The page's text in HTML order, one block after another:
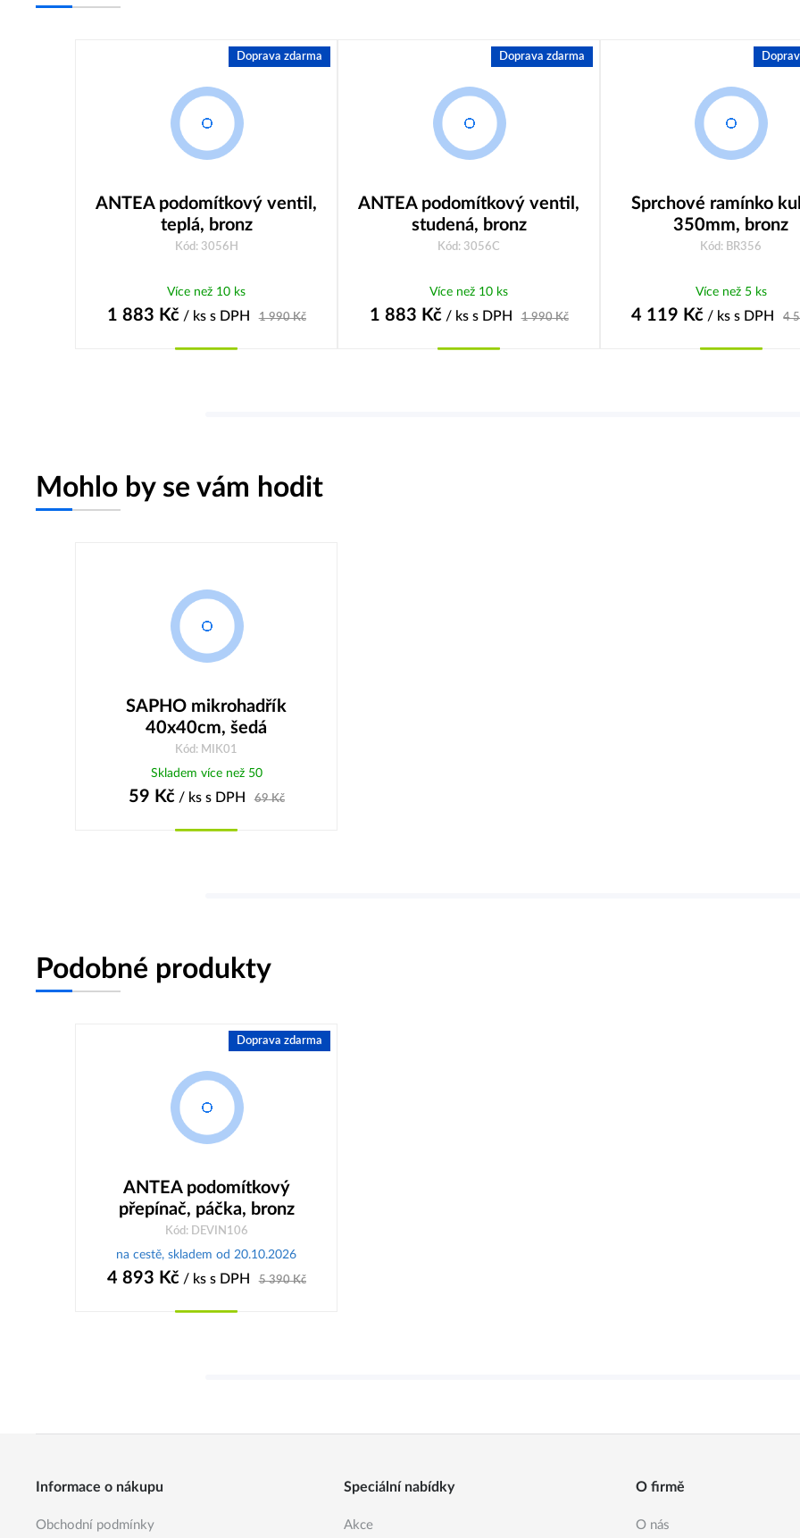
Doprava zdarma
ANTEA podomítkový ventil,
teplá, bronz
Kód: 3056H
Více než 10 ks
1 883 Kč/ ks s DPH 1 990Kč
Doprava zdarma
ANTEA podomítkový ventil,
studená, bronz
Kód: 3056C
Více než 10 ks
1 883 Kč/ ks s DPH 1 990Kč
Sprchové ramínko
350mm, bronz
Kód: BR356
Více než 5 ks
4 119 Kč / kss DPH 4
Mohlo by se vám hodit
SAPHO mikrohadřík
40x40cm, šedá
Kód: MIK01
Skladem více než 50
59 Kč/ ks s DPH 69Kč
Podobné produkty
Doprava zdarma
ANTEA podomítkový
přepínač, páčka, bronz
Kód: DEVIN106
na cestě, skladem od 20.10.2026
4 893 Kč/ ks s DPH 5 390Kč
Informace o nákupu
Obchodní podmínky
Speciální nabídky
Akce
O firmě
O nás